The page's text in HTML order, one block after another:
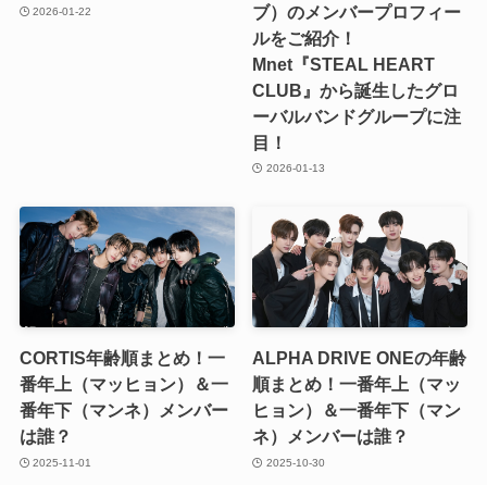
2026-01-22
ブ）のメンバープロフィー
ルをご紹介！
Mnet『STEAL HEART
CLUB』から誕生したグロ
ーバルバンドグループに注
目！
2026-01-13
CORTIS年齢順まとめ！一
番年上（マッヒョン）＆一
番年下（マンネ）メンバー
は誰？
2025-11-01
ALPHA DRIVE ONEの年齢
順まとめ！一番年上（マッ
ヒョン）＆一番年下（マン
ネ）メンバーは誰？
2025-10-30